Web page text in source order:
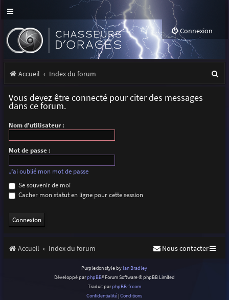
Connexion
Accueil Index du forum
Vous devez être connecté pour citer des messages
dans ce forum.
Nom d’utilisateur :
Mot de passe :
J’ai oublié mon mot de passe
Se souvenir de moi
Cacher mon statut en ligne pour cette session
Accueil Index du forum Nous contacter
Purplexion style by Ian Bradley
Développé parphpBB® Forum Software © phpBB Limited
Traduit parphpBB-fr.com
Confidentialité |Conditions